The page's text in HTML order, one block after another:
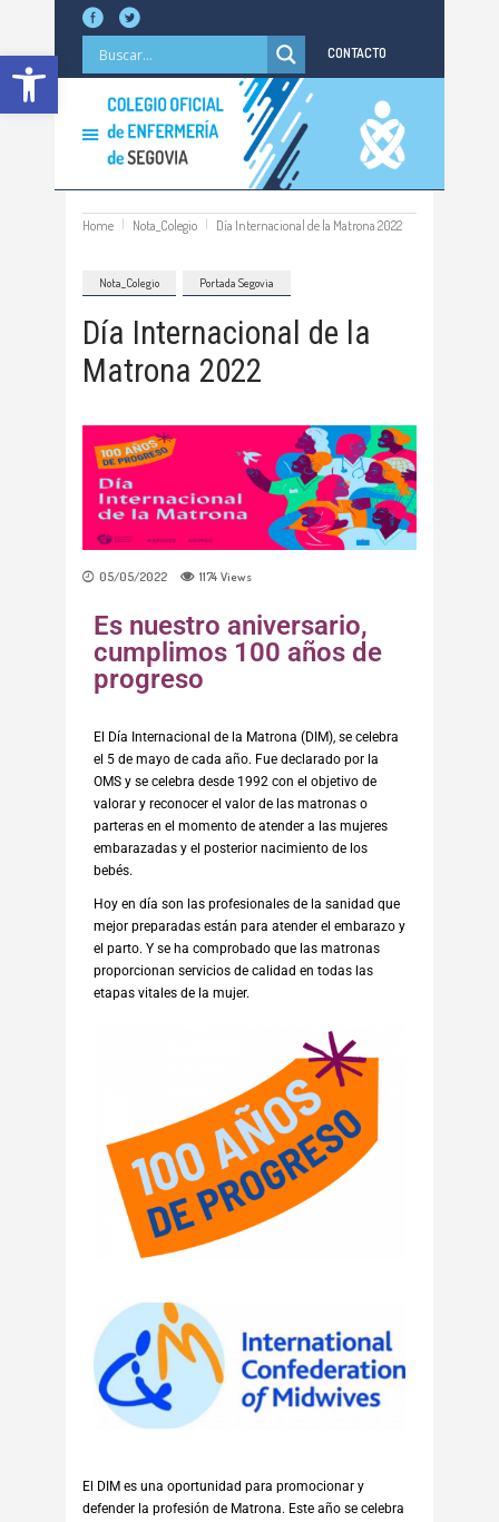
Abrir barra de herramientas CONTACTO
Home Nota_Colegio Día Internacional de la Matrona 2022
Nota_Colegio Portada Segovia
Día Internacional de la
Matrona 2022
05/05/2022 1174 Views
Es nuestro aniversario,
cumplimos 100 años de
progreso
El Día Internacional de la Matrona (DIM), se celebra
el 5 de mayo de cada año. Fue declarado por la
OMS y se celebra desde 1992 con el objetivo de
valorar y reconocer el valor de las matronas o
parteras en el momento de atender a las mujeres
embarazadas y el posterior nacimiento de los
bebés.
Hoy en día son las profesionales de la sanidad que
mejor preparadas están para atender el embarazo y
el parto. Y se ha comprobado que las matronas
proporcionan servicios de calidad en todas las
etapas vitales de la mujer.
El DIM es una oportunidad para promocionar y
defender la profesión de Matrona. Este año se celebra